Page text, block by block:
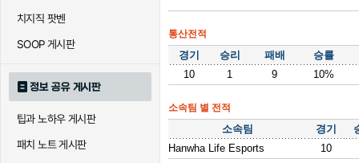
치지직 팟벤
SOOP 게시판
정보 공유 게시판
팁과 노하우 게시판
패치 노트 게시판
통산전적
경기 승리 패배
승률
10
1 9 10%
소속팀 별 전적
소속팀 경기
Hanwha Life Esports
10